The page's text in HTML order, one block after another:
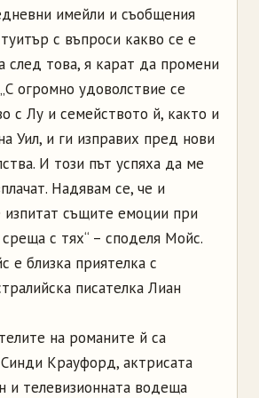
имейли и съобщения
с въпроси какво се е
след това, я карат да промени
огромно удоволствие се
с Лу и семейството й, както и
Уил, и ги изправих пред нови
И този път успяха да ме
Надявам се, че и
изпитат същите емоции при
с тях“ – споделя Мойс.
близка приятелка с
писателка Лиан
на романите й са
Крауфорд, актрисата
и телевизионната водеща